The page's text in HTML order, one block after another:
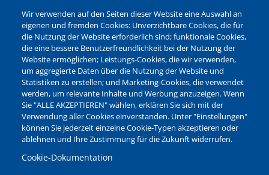
Barrierefreiheit
Leichte Sprache
Bankverbindungen
Pressestelle
Kontakt
NEWSLETTER
Jetzt die verschiedenen Newsletter der Stadt Waltrop
abonnieren:
Newsletter verwalten
Wir verwenden auf den Seiten dieser Website eine Auswahl an
eigenen und fremden Cookies: Unverzichtbare Cookies, die für
die Nutzung der Website erforderlich sind; funktionale Cookies,
die eine bessere Benutzerfreundlichkeit bei der Nutzung der
Website ermöglichen; Leistungs-Cookies, die wir verwenden,
um aggregierte Daten über die Nutzung der Website und
Statistiken zu erstellen; und Marketing-Cookies, die verwendet
werden, um relevante Inhalte und Werbung anzuzeigen. Wenn
Sie "ALLE AKZEPTIEREN" wählen, erklären Sie sich mit der
Verwendung aller Cookies einverstanden. Unter "Einstellungen"
können Sie jederzeit einzelne Cookie-Typen akzeptieren oder
ablehnen und Ihre Zustimmung für die Zukunft widerrufen.
Cookie-Dokumentation